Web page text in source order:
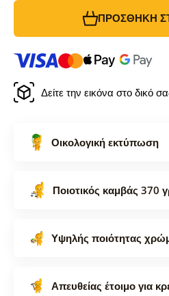
ΠΡΟΣΘΉΚΗ
Δείτε την εικόνα στο δικό
Οικολογική εκτύπωση
Ποιοτικός καμβάς 370
Υψηλής ποιότητας
Απευθείας έτοιμο για